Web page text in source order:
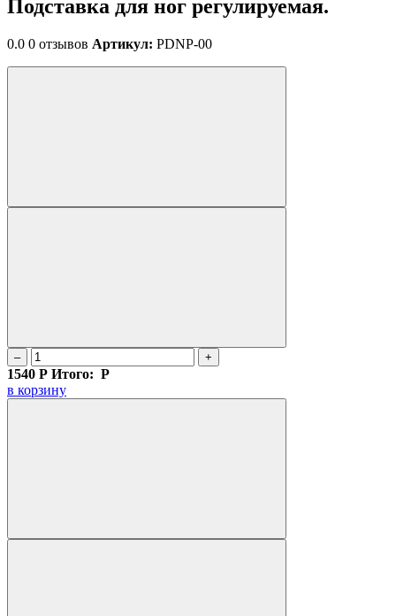
Подставка для ног регулируемая.
0.0 0 отзывов Артикул: PDNP-00
– +
1540 Р Итого: Р
в корзину